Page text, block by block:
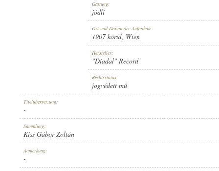
"DIADAL" RECORD
D 671
Gattung:
jódli
Ort und Datum der Aufnahme:
1907 körül, Wien
Hersteller:
"Diadal" Record
Rechtsstatus:
jogvédett mű
Titelübersetzung:
-
Sammlung:
Kiss Gábor Zoltán
Anmerkung:
-